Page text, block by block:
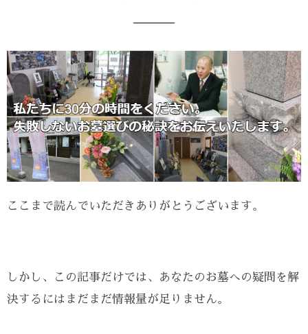
ここまで読んでいただきありがとうございます。
しかし、この記事だけでは、あなたのお墓への疑問を解
決するにはまだまだ情報量が足りません。